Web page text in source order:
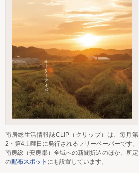
南房総生活情報誌CLIP（クリップ）は、毎月第
2・第4土曜日に発行されるフリーペーパーです。
南房総（安房郡）全域への新聞折込のほか、所定
の配布スポット にも設置しています。